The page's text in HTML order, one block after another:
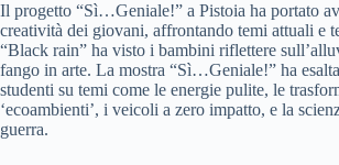
Il progetto “Sì…Geniale!” a Pistoia ha portato
creatività dei giovani, affrontando temi attuali e
“Black rain” ha visto i bambini riflettere
fango in arte. La mostra “Sì…Geniale!” ha
studenti su temi come le energie pulite, le
‘ecoambienti’, i veicoli a zero impatto, e la
guerra.